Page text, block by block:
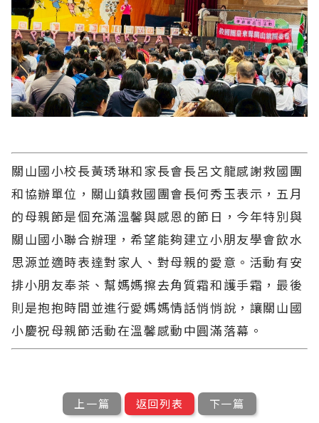
關山國小校長黃琇琳和家長會長呂文龍感謝救國團
和協辦單位，關山鎮救國團會長何秀玉表示，五月
的母親節是個充滿溫馨與感恩的節日，今年特別與
關山國小聯合辦理，希望能夠建立小朋友學會飲水
思源並適時表達對家人、對母親的愛意。活動有安
排小朋友奉茶、幫媽媽擦去角質霜和護手霜，最後
則是抱抱時間並進行愛媽媽情話悄悄說，讓關山國
小慶祝母親節活動在溫馨感動中圓滿落幕。
上一篇 返回列表 下一篇